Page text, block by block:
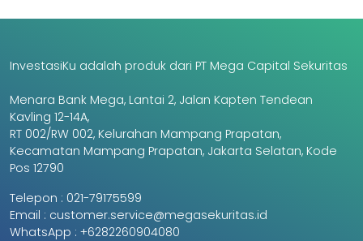
InvestasiKu adalah produk dari PT Mega Capital Sekuritas
Menara Bank Mega, Lantai 2, Jalan Kapten Tendean
Kavling 12-14A,
RT 002/RW 002, Kelurahan Mampang Prapatan,
Kecamatan Mampang Prapatan, Jakarta Selatan, Kode
Pos 12790
Telepon : 021-79175599
Email : customer.service@megasekuritas.id
WhatsApp : +6282260904080